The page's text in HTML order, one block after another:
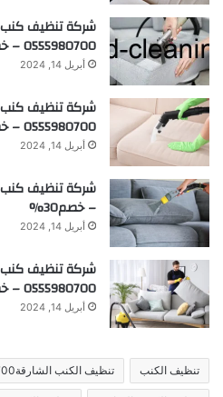
شركة تنظيف
0555980700 – خصم30%
أبريل 14, 2024
شركة تنظيف
0555980700 – خصم30%
أبريل 14, 2024
– خصم30%
أبريل 14, 2024
شركة تنظيف
0555980700 – خصم30%
أبريل 14, 2024
تنظيف الكنب تنظيف الكنب الشارقة0555980700